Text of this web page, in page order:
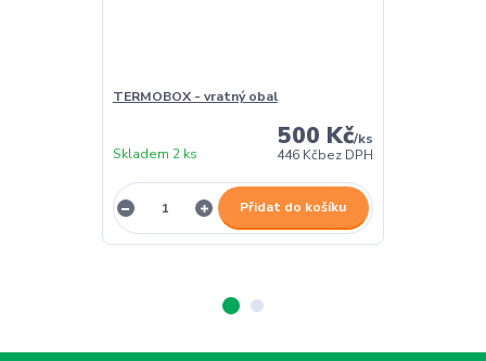
TERMOBOX - vratný obal
500 Kč/ks
446 Kčbez DPH
Skladem 2 ks
Přidat do košíku